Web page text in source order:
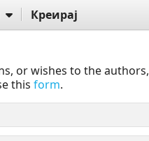
Креирај
or wishes to the
this form.